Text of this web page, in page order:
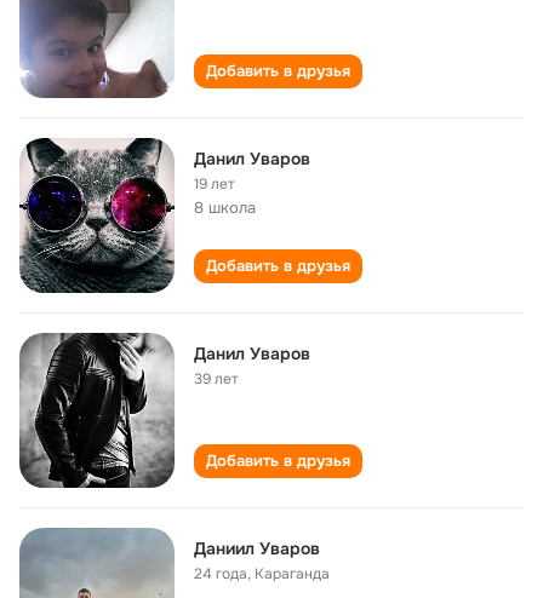
Добавить в друзья
Данил Уваров
19 лет
8 школа
Добавить в друзья
Данил Уваров
39 лет
Добавить в друзья
Даниил Уваров
24 года, Караганда